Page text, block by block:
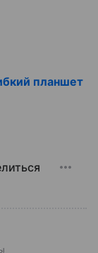
планшет